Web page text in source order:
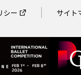
シー サイト